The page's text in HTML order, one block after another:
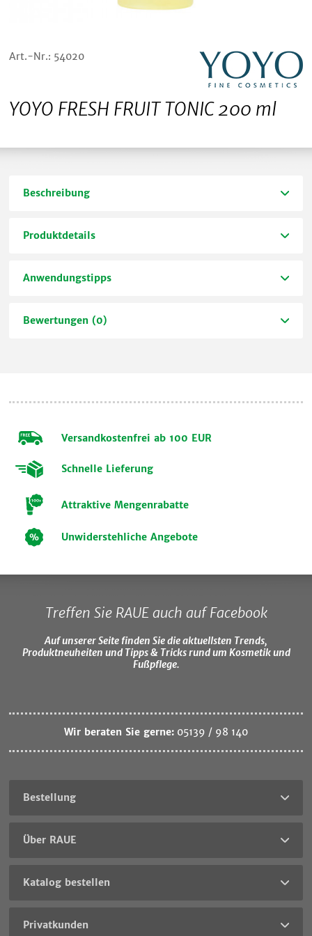
Art.-Nr.: 54020
YOYO FRESH FRUIT TONIC 200 ml
Beschreibung
Produktdetails
Anwendungstipps
Bewertungen (0)
Versandkostenfrei ab 100 EUR
Schnelle Lieferung
Attraktive Mengenrabatte
Unwiderstehliche Angebote
Treffen Sie RAUE auch auf Facebook
Auf unserer Seite finden Sie die aktuellsten Trends,
Produktneuheiten und Tipps & Tricks rund um Kosmetik und
Fußpflege.
Wir beraten Sie gerne: 05139 / 98 140
Bestellung
Über RAUE
Katalog bestellen
Privatkunden